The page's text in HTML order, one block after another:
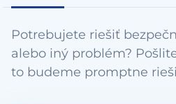
Potrebujete riešiť
alebo iný problém?
to budeme promptne